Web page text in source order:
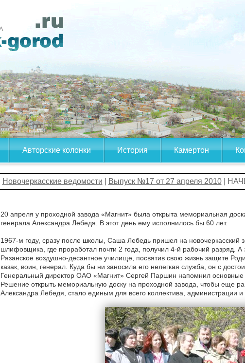
Авторские колонки История Камертон
Новочеркасские ведомости Выпуск №17 от 27 апреля 2010|
20 апреля у проходной завода «Магнит» была открыта мемориальная
генерала Александра Лебедя. В этот день ему исполнилось бы 60 лет.
1967-м году, сразу после школы, Саша Лебедь пришел на новочеркасский
шлифовщика, где проработал почти 2 года, получил 4-й рабочий разряд.
Рязанское воздушно-десантное училище, посвятив свою жизнь защите
казак, воин, генерал. Куда бы ни заносила его нелегкая служба, он с
Генеральный директор ОАО «Магнит» Сергей Паршин напомнил основные
Решение открыть мемориальную доску на проходной завода, чтобы еще
Александра Лебедя, стало единым для всего коллектива, администрации